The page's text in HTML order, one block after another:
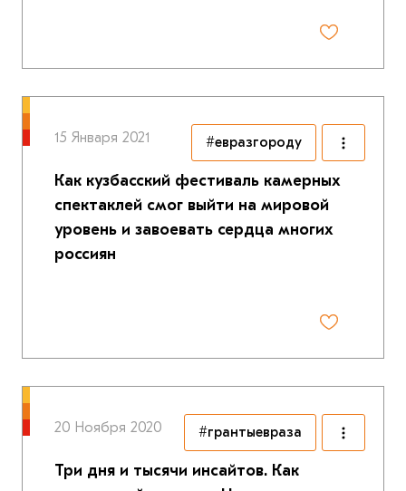
15 Января 2021
Как кузбасский фестиваль камерных
спектаклей смог выйти на мировой
уровень и завоевать сердца многих
россиян
#евразгороду
20 Ноября 2020
Три дня и тысячи инсайтов. Как
#грантыевраза